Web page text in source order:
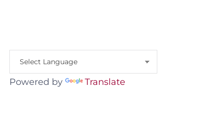
Powered by Translate